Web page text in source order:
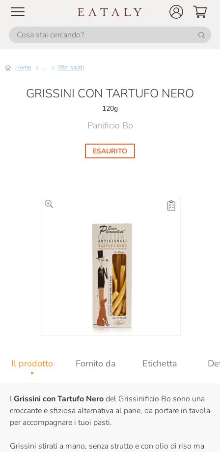
Home ... Sfizi salati
GRISSINI CON TARTUFO NERO
120g
Panificio Bo
ESAURITO
Il prodotto Fornito da Etichetta
I Grissini con Tartufo Nerodel Grissinificio Bo sono una
croccante e sfiziosa alternativa al pane, da portare in tavola
per accompagnare i tuoi pasti.
Grissini stirati a mano, senza strutto e con olio di riso ma